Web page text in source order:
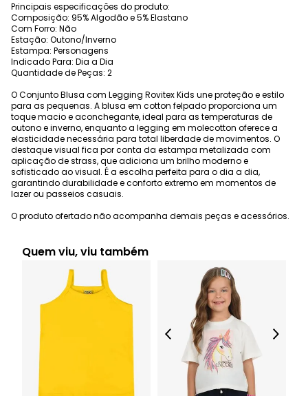
Principais especificações do produto:
Composição: 95% Algodão e 5% Elastano
Com Forro: Não
Estação: Outono/Inverno
Estampa: Personagens
Indicado Para: Dia a Dia
Quantidade de Peças: 2
O Conjunto Blusa com Legging Rovitex Kids une proteção e estilo
para as pequenas. A blusa em cotton felpado proporciona um
toque macio e aconchegante, ideal para as temperaturas de
outono e inverno, enquanto a legging em molecotton oferece a
elasticidade necessária para total liberdade de movimentos. O
destaque visual fica por conta da estampa metalizada com
aplicação de strass, que adiciona um brilho moderno e
sofisticado ao visual. É a escolha perfeita para o dia a dia,
garantindo durabilidade e conforto extremo em momentos de
lazer ou passeios casuais.
O produto ofertado não acompanha demais peças e acessórios.
Quem viu, viu também